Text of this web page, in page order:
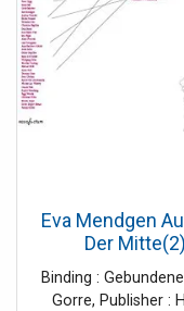
Eva Mendgen
Der
Binding :
Gorre, Publisher :